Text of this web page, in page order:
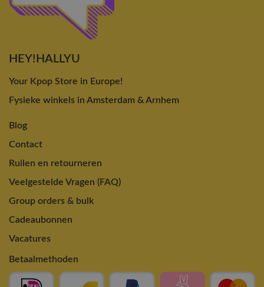
HEY!HALLYU
Your Kpop Store in Europe!
Fysieke winkels in Amsterdam & Arnhem
Blog
Contact
Ruilen en retourneren
Veelgestelde Vragen (FAQ)
Group orders & bulk
Cadeaubonnen
Vacatures
Betaalmethoden